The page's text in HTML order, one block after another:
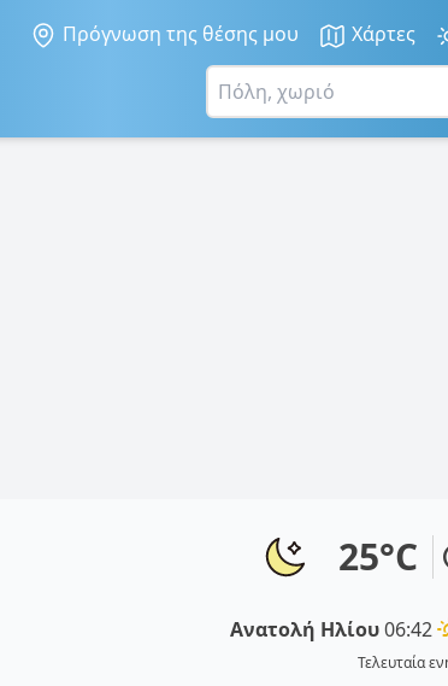
Πρόγνωση της θέσης μου Χάρτες
25°C
Ανατολή Ηλίου06:42
Τελευταία